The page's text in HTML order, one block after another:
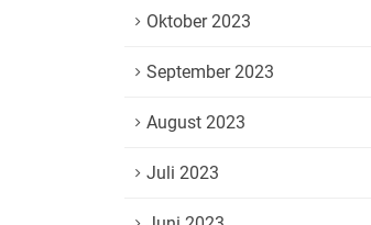
Oktober 2023
September 2023
August 2023
Juli 2023